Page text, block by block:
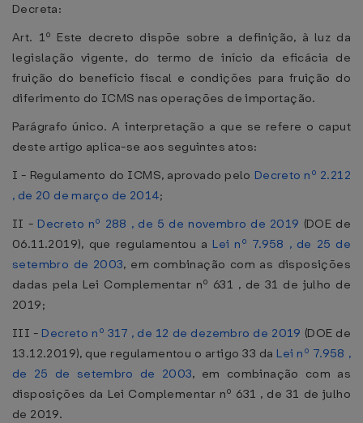
Decreta:
Art. 1º Este decreto dispõe sobre a definição, à luz da
legislação vigente, do termo de início da eficácia de
fruição do benefício fiscal e condições para fruição do
diferimento do ICMS nas operações de importação.
Parágrafo único. A interpretação a que se refere o caput
deste artigo aplica-se aos seguintes atos:
I - Regulamento do ICMS, aprovado pelo Decreto nº 2.212
, de 20 de março de 2014;
II - Decreto nº 288 , de 5 de novembro de 2019 (DOE de
06.11.2019), que regulamentou a Lei nº 7.958 , de 25 de
setembro de 2003, em combinação com as disposições
dadas pela Lei Complementar nº 631 , de 31 de julho de
2019;
III - Decreto nº 317 , de 12 de dezembro de 2019 (DOE de
13.12.2019), que regulamentou o artigo 33 da Lei nº 7.958 ,
de 25 de setembro de 2003, em combinação com as
disposições da Lei Complementar nº 631 , de 31 de julho
de 2019.